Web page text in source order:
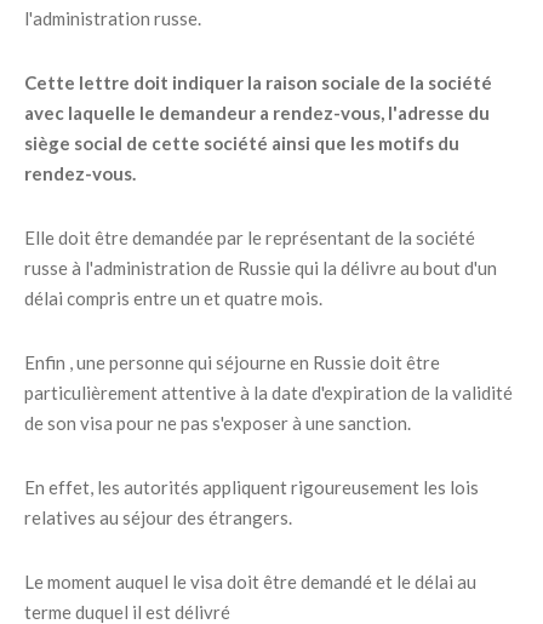
l'administration russe.
Cette lettre doit indiquer la raison sociale de la société
avec laquelle le demandeur a rendez-vous, l'adresse du
siège social de cette société ainsi que les motifs du
rendez-vous.
Elle doit être demandée par le représentant de la société
russe à l'administration de Russie qui la délivre au bout d'un
délai compris entre un et quatre mois.
Enfin , une personne qui séjourne en Russie doit être
particulièrement attentive à la date d'expiration de la validité
de son visa pour ne pas s'exposer à une sanction.
En effet, les autorités appliquent rigoureusement les lois
relatives au séjour des étrangers.
Le moment auquel le visa doit être demandé et le délai au
terme duquel il est délivré